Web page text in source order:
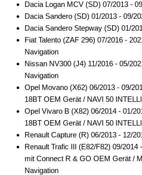
Fahrzeughalter
Fernbedienungen
Freischaltmodule
Freisprechadapter
Frequenzweichen
Handyhalterungen
iPod
kabellos Laden
Dacia Logan MCV (SD) 07/2013 -
Dacia Sandero (SD) 01/2013 - 09/
Dacia Sandero Stepway (SD) 01/
Fiat Talento (ZAF 296) 07/2016 -
Navigation
Nissan NV300 (J4) 11/2016 - 05/
Navigation
Opel Movano (X62) 06/2013 - 09/
18BT OEM Gerät / NAVI 50
Opel Vivaro B (X82) 06/2014 - 01/
18BT OEM Gerät / NAVI 50
Renault Capture (R) 06/2013 - 12/
Renault Trafic III (E82/F82) 09/2014
mit Connect R & GO OEM Gerät /
Navigation